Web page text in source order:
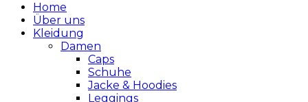
Home
Über uns
Kleidung
Damen
Caps
Schuhe
Jacke & Hoodies
Leggings